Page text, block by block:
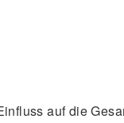
auf die